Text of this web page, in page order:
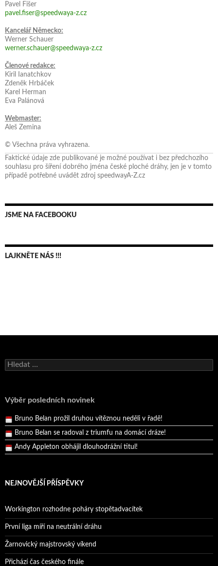
Pavel Fišer
pavel.fiser@speedwaya-z.cz
Kancelář Německo:
Werner Schauer
werner.schauer@speedwaya-z.cz
Členové redakce:
Kiril Ianatchkov
Zdeněk Hrbáček
Karel Herman
Eva Palánová
Webmaster:
Aleš Zemina
© Všechna práva vyhrazena.
Faktické údaje zde publikované je možné používat i bez předchozího
souhlasu pro šíření dobrého jména české ploché dráhy, jen je v tomto
případě potřebné uvádět zdroj speedwayA-Z.cz
JSME NA FACEBOOKU
LAJKNĚTE NÁS !!!
Vyhledávání
Výběr posledních novinek
Bruno Belan se radoval z triumfu na domácí dráze!
Pražský přebor neskrblil překvapeními!
Bruno Belan prožil druhou vítěznou neděli v řadě!
Bruno Belan se radoval z triumfu na domácí dráze!
Andy Appleton obhájil dlouhodrážní titul!
NEJNOVĚJŠÍ PŘÍSPĚVKY
Workington rozhodne poháry stopětadvacítek
První liga míří na neutrální dráhu
Žarnovický majstrovský víkend
Přichází čas českého finále